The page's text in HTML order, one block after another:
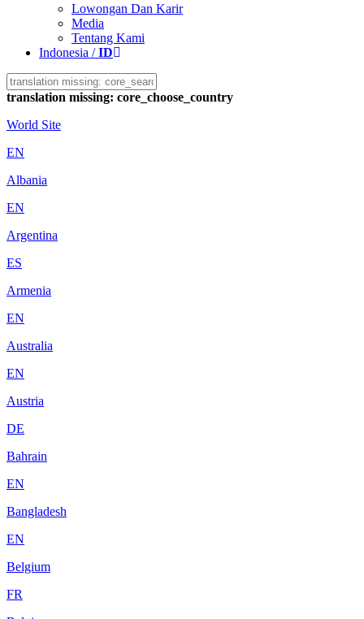
Lowongan Dan Karir
Media
Tentang Kami
Indonesia /ID
translation missing: core_choose_country
World Site
EN
Albania
EN
Argentina
ES
Armenia
EN
Australia
EN
Austria
DE
Bahrain
EN
Bangladesh
EN
Belgium
FR